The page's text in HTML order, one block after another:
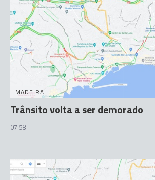
MADEIRA
Trânsito volta a ser demorado
07:58